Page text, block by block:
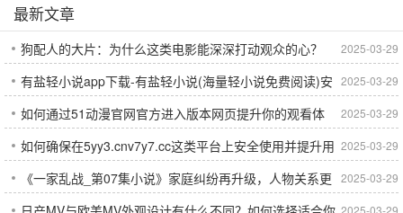
最新文章
狗配人的大片：为什么这类电影能深深打动观众的心？ 2025-03-29
有盐轻小说app下载-有盐轻小说(海量轻小说免费阅读)安
卓版下载v1.0
2025-03-29
如何通过51动漫官网官方进入版本网页提升你的观看体
验？探索新版网页的多项亮点：更加流畅、安全与个性化
的体验！
2025-03-29
如何确保在5yy3.cnv7y7.cc这类平台上安全使用并提升用
户体验？
2025-03-29
《一家乱战_第07集小说》家庭纠纷再升级，人物关系更
2025-03-29
2025-03-29